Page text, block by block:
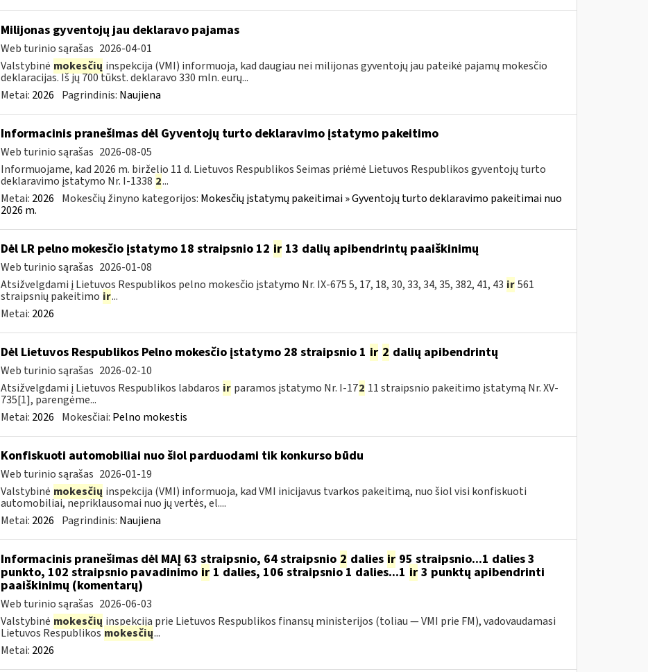
Milijonas gyventojų jau deklaravo pajamas
Web turinio sąrašas 2026-04-01
Valstybinė mokesčių inspekcija (VMI) informuoja, kad daugiau nei milijonas gyventojų jau pateikė pajamų mokesčio
deklaracijas. Iš jų 700 tūkst. deklaravo 330 mln. eurų...
Metai: 2026 Pagrindinis: Naujiena
Informacinis pranešimas dėl Gyventojų turto deklaravimo įstatymo pakeitimo
Web turinio sąrašas 2026-08-05
Informuojame, kad 2026 m. birželio 11 d. Lietuvos Respublikos Seimas priėmė Lietuvos Respublikos gyventojų turto
deklaravimo įstatymo Nr. I-1338 2...
Metai: 2026 Mokesčių žinyno kategorijos: Mokesčių įstatymų pakeitimai » Gyventojų turto deklaravimo pakeitimai nuo
2026 m.
Dėl LR pelno mokesčio įstatymo 18 straipsnio 12 ir13 dalių apibendrintų paaiškinimų
Web turinio sąrašas 2026-01-08
Atsižvelgdami į Lietuvos Respublikos pelno mokesčio įstatymo Nr. IX-675 5, 17, 18, 30, 33, 34, 35, 382, 41, 43 ir 561
straipsnių pakeitimo ir...
Metai: 2026
Dėl Lietuvos Respublikos Pelno mokesčio įstatymo 28 straipsnio 1 ir 2 dalių apibendrintų
Web turinio sąrašas 2026-02-10
Atsižvelgdami į Lietuvos Respublikos labdaros ir paramos įstatymo Nr. I-172 11 straipsnio pakeitimo įstatymą Nr. XV-
735[1], parengėme...
Metai: 2026 Mokesčiai: Pelno mokestis
Konfiskuoti automobiliai nuo šiol parduodami tik konkurso būdu
Web turinio sąrašas 2026-01-19
Valstybinė mokesčių inspekcija (VMI) informuoja, kad VMI inicijavus tvarkos pakeitimą, nuo šiol visi konfiskuoti
automobiliai, nepriklausomai nuo jų vertės, el....
Metai: 2026 Pagrindinis: Naujiena
Informacinis pranešimas dėl MAĮ 63 straipsnio, 64 straipsnio 2 dalies ir95 straipsnio...1 dalies 3
punkto, 102 straipsnio pavadinimo ir1 dalies, 106 straipsnio 1 dalies...1 ir3 punktų apibendrinti
paaiškinimų (komentarų)
Web turinio sąrašas 2026-06-03
Valstybinė mokesčių inspekcija prie Lietuvos Respublikos finansų ministerijos (toliau — VMI prie FM), vadovaudamasi
Lietuvos Respublikosmokesčių...
Metai: 2026